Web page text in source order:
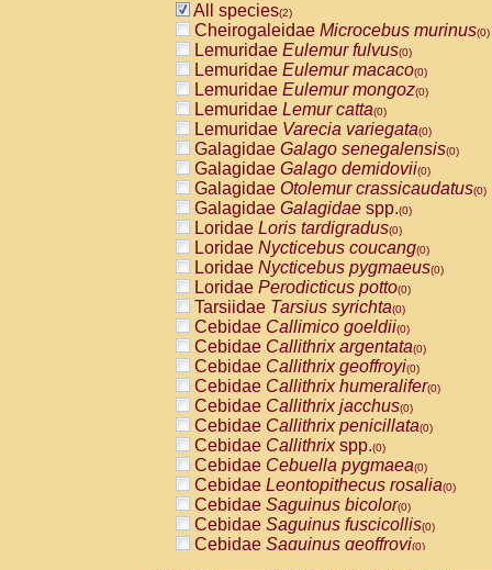
All species(2)
Cheirogaleidae Microcebus murinus(0)
Lemuridae Eulemur fulvus(0)
Lemuridae Eulemur macaco(0)
Lemuridae Eulemur mongoz(0)
Lemuridae Lemur catta(0)
Lemuridae Varecia variegata(0)
Galagidae Galago senegalensis(0)
Galagidae Galago demidovii(0)
Galagidae Otolemur crassicaudatus(0)
Galagidae Galagidae spp.(0)
Loridae Loris tardigradus(0)
Loridae Nycticebus coucang(0)
Loridae Nycticebus pygmaeus(0)
Loridae Perodicticus potto(0)
Tarsiidae Tarsius syrichta(0)
Cebidae Callimico goeldii(0)
Cebidae Callithrix argentata(0)
Cebidae Callithrix geoffroyi(0)
Cebidae Callithrix humeralifer(0)
Cebidae Callithrix jacchus(0)
Cebidae Callithrix penicillata(0)
Cebidae Callithrixspp.(0)
Cebidae Cebuella pygmaea(0)
Cebidae Leontopithecus rosalia(0)
Cebidae Saguinus bicolor(0)
Cebidae Saguinus fuscicollis(0)
Cebidae Saguinus geoffroyi(0)